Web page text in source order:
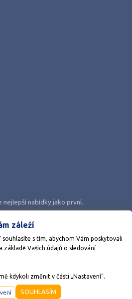
Adresář škol
nabídky jako první.
, s.r.o., stránky vytvořilo
záleží
souhlasíte s tím, abychom Vám poskytovali
základě Vašich údajů o sledování
kdykoli změnit v části „Nastavení“.
SOUHLASÍM